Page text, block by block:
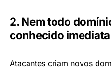
2. Nem todo
conhecido
Atacantes criam novos